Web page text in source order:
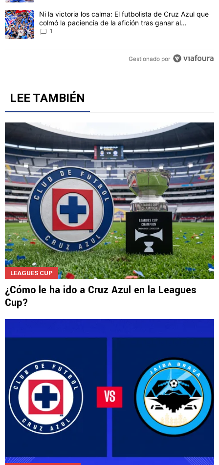
Un artículo de tendencia con el título "Ni la victoria los calma: El
Ni la victoria los calma: El futbolista de Cruz Azul que
colmó la paciencia de la afición tras ganar al
Philadelphia
1
Gestionado por
LEE TAMBIÉN
LEAGUES CUP
¿Cómo le ha ido a Cruz Azul en la Leagues
Cup?